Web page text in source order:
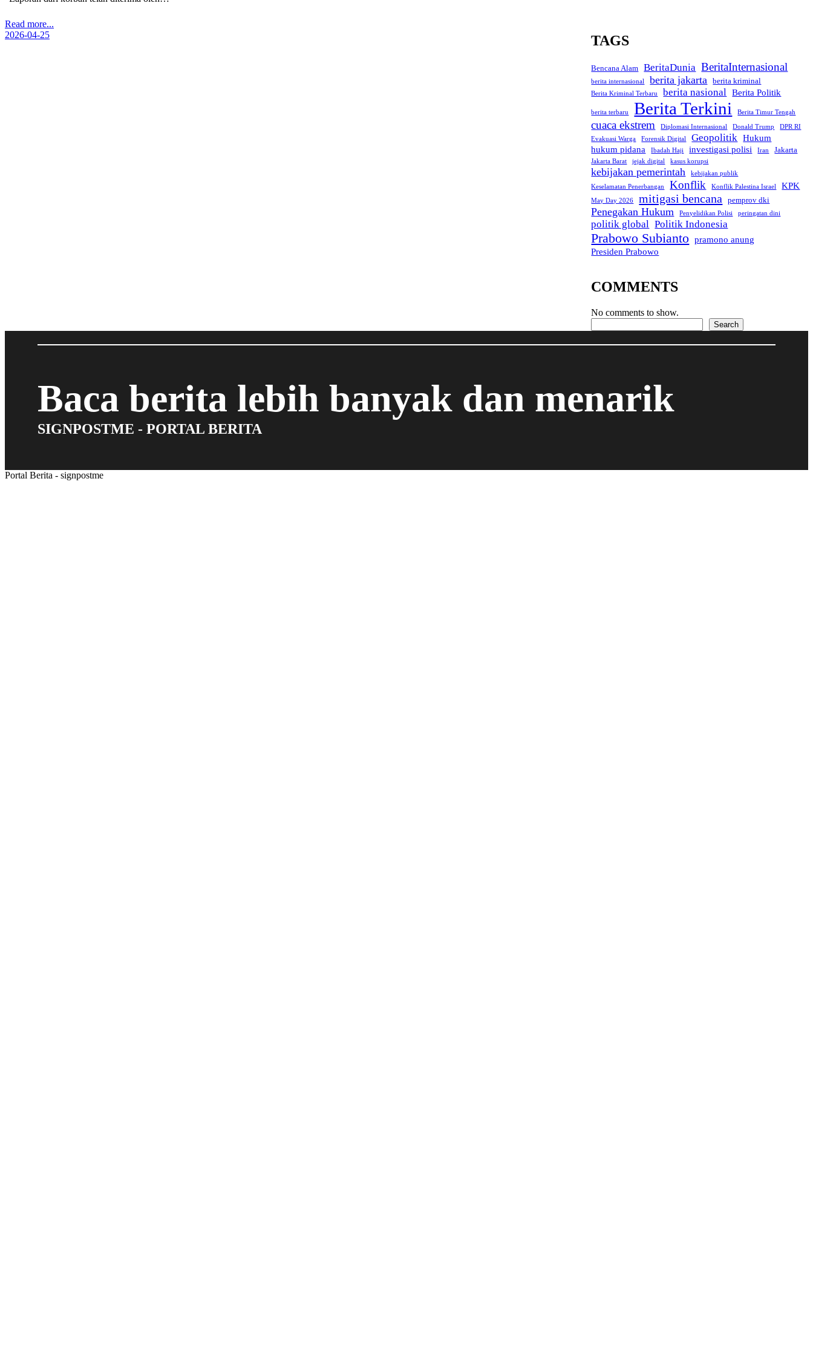
Read more...
2026-04-25
TAGS
Bencana Alam BeritaDunia BeritaInternasional
berita internasional berita jakarta berita kriminal
Berita Kriminal Terbaru berita nasional Berita Politik
berita terbaru Berita Terkini Berita Timur Tengah
cuaca ekstrem Diplomasi Internasional Donald Trump
DPR RI
Evakuasi Warga
Forensik Digital Geopolitik Hukum
hukum pidana
Ibadah Haji investigasi polisi Iran Jakarta
Jakarta Barat jejak digital kasus korupsi
kebijakan pemerintah
kebijakan publik
Keselamatan Penerbangan
Konflik Konflik Palestina Israel KPK
May Day 2026 mitigasi bencana pemprov dki
Penegakan Hukum Penyelidikan Polisi peringatan dini
politik global Politik Indonesia
Prabowo Subianto pramono anung
Presiden Prabowo
COMMENTS
No comments to show.
Search
Baca berita lebih banyak dan menarik
SIGNPOSTME - PORTAL BERITA
Portal Berita - signpostme